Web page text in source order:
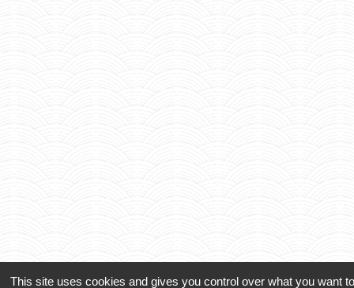
This site uses cookies and gives you control over what you want